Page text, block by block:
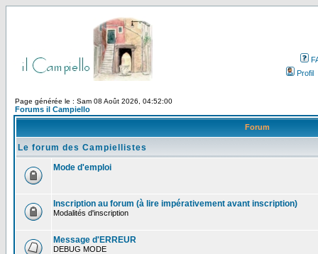
Profil
Page générée le : Sam 08 Août 2026, 04:52:00
Forums il Campiello
Forum
Le forum des Campiellistes
Mode d'emploi
Inscription au forum (à lire impérativement avant inscription)
Modalités d'inscription
Message d'ERREUR
DEBUG MODE